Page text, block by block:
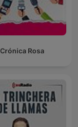
Crónica Rosa